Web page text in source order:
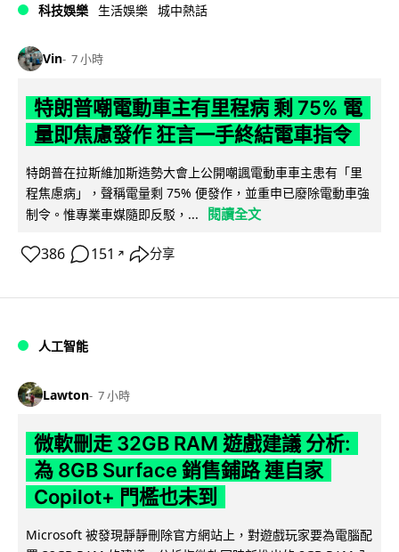
科技娛樂 生活娛樂 城中熱話
Vin 7 小時
特朗普嘲電動車主有里程病 剩 75% 電
量即焦慮發作 狂言一手終結電車指令
特朗普在拉斯維加斯造勢大會上公開嘲諷電動車車主患有「里
程焦慮病」，聲稱電量剩 75% 便發作，並重申已廢除電動車強
制令。惟專業車媒隨即反駁，...
閱讀全文
386 151 ↗ 分享
人工智能
Lawton 7 小時
微軟刪走 32GB RAM 遊戲建議 分析:
為 8GB Surface 銷售鋪路 連自家
Copilot+ 門檻也未到
Microsoft 被發現靜靜刪除官方網站上，對遊戲玩家要為電腦配